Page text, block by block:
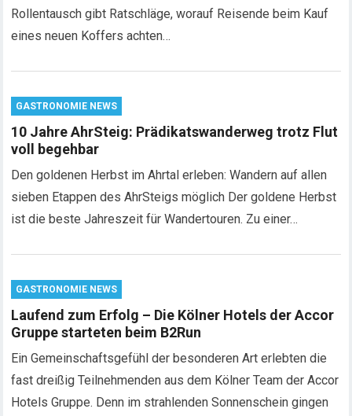
Rollentausch gibt Ratschläge, worauf Reisende beim Kauf
eines neuen Koffers achten…
GASTRONOMIE NEWS
10 Jahre AhrSteig: Prädikatswanderweg trotz Flut
voll begehbar
Den goldenen Herbst im Ahrtal erleben: Wandern auf allen
sieben Etappen des AhrSteigs möglich Der goldene Herbst
ist die beste Jahreszeit für Wandertouren. Zu einer…
GASTRONOMIE NEWS
Laufend zum Erfolg – Die Kölner Hotels der Accor
Gruppe starteten beim B2Run
Ein Gemeinschaftsgefühl der besonderen Art erlebten die
fast dreißig Teilnehmenden aus dem Kölner Team der Accor
Hotels Gruppe. Denn im strahlenden Sonnenschein gingen